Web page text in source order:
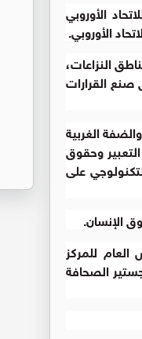
الأوروبي
الأوروبي.
النزاعات،
القرارات
الغربية
وحقوق
على
الإنسان.
للمركز
الصحافة